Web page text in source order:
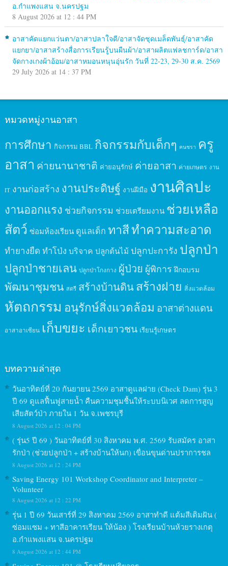
อ.กำแพงแสน จ.นครปฐม
8 August 2026 at 12 : 44 PM
อาสาคัดแยกแว่นตา/อาสาปลาใจดี/อาสาจัดชุดเมล็ดพันธุ์/อาสาคัด
แยกยา/อาสาสร้างสื่อการเรียนรู้บนผืนผ้า/อาสาผลิตแฟลชการ์ด/อาสา
จัดกางเกงผ้าอ้อม/อาสาหมอนหนุนอุ่นรัก วันที่ 22-23, 29-30 ส.ค. 2569
29 July 2026 at 14 : 37 PM
หมวดหมู่งานอาสา
การศึกษา กิจกรรม BBL กิจกรรมกับเด็กๆ คนชรา ครู
อาสา ค่ายนานาชาติ ค่ายอนุรักษ์ ค่ายอาสา ค่ายเกษตร งาน
IT งานก่อสร้าง งานประดิษฐ์ งานฝีมือ งานศิลปะ
งานออกแรง ช่วยกิจกรรม ช่วยเตรียมงาน ช่วยเหลือ
สัตว์ ซ่อมห้องเรียน ดูแลเด็ก ทาสีทำความสะอาด
ทำยางยืด ทำโป่ง บริจาค ปลูกต้นไม้ ปลูกปะการัง ปลูกป่า
ปลูกป่าชายเลน ปลูกป่าโกงกาง ผู้ป่วย ผู้พิการ ฝึกอบรม
พัฒนาชุมชน สตรี สร้างบ้านดินสร้างฝาย สิ่งแวดล้อม
หัตถกรรม อนุรักษ์สิ่งแวดล้อม อาสาต่างแดน
อาสาอาเซียน เก็บขยะ เด็กเยาวชน เรียนรู้เกษตร
บทความล่าสุด
วันอาทิตย์ที่ 20 กันยายน 2569 อาสาดูแลฝาย (Check Dam) รุ่น 3
ปี 69 ดูแลฟื้นฟูสายน้ำ คืนความชุมชื้นให้ระบบนิเวศ ลดการสูญ
เสียสัตว์ป่า ภายใน 1 วัน จ.เพชรบุรี
8 August 2026 at 12 : 04 PM
( รุ่น5 ปี 69 ) วันอาทิตย์ที่ 30 สิงหาคม พ.ศ. 2569 รับสมัคร อาสา
รักป่า (ช่วยปลูกป่า + สร้างบ้านให้นก) เขื่อนขุนด่านปราการชล
8 August 2026 at 12 : 24 PM
Saving Energy 101 Workshop Coordinator and Interpreter –
Volunteer
8 August 2026 at 12 : 22 PM
รุ่น 1 ปี 69 วันเสาร์ที่ 29 สิงหาคม 2569 อาสาทำดี แต้มสีเติมฝัน (
ซ่อมแซม + ทาสีอาคารเรียน ให้น้อง ) โรงเรียนบ้านห้วยรางเกตุ
อ.กำแพงแสน จ.นครปฐม
8 August 2026 at 12 : 44 PM